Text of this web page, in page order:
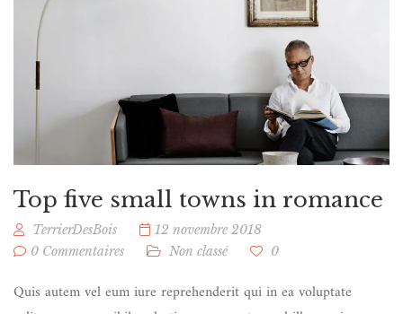
Top five small towns in romance
TerrierDesBois
12 novembre 2018
0 Commentaires
Non classé 0
Quis autem vel eum iure reprehenderit qui in ea voluptate